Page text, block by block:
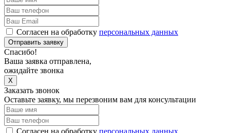
Согласен на обработку персональных данных
Отправить заявку
Спасибо!
Ваша заявка отправлена,
ожидайте звонка
X
Заказать звонок
Оставьте заявку, мы перезвоним вам для консультации
Согласен на обработку персональных данных